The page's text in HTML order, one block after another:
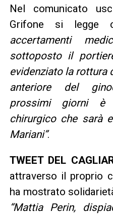
Nel comunicato
Grifone si legge
accertamenti
sottoposto il
evidenziato la rottura
anteriore del
prossimi giorni è
chirurgico che sarà
Mariani”.
TWEET DEL
attraverso il proprio
ha mostrato
“Mattia Perin,